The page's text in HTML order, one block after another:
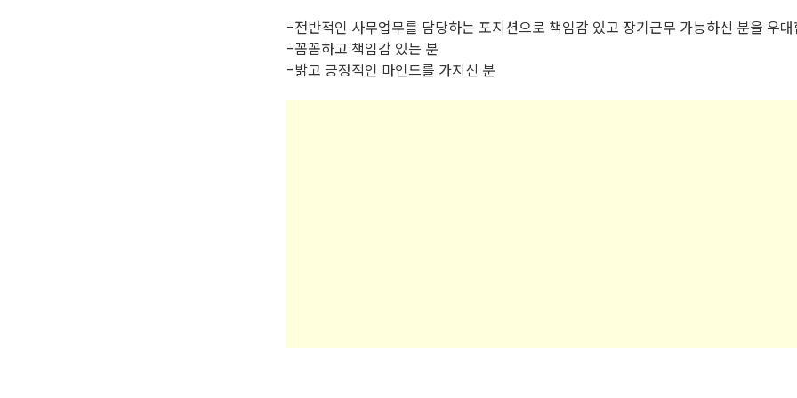
-전반적인 사무업무를 담당하는 포지션으로 책임감 있고 장기근무 가능하신 분을 우대
-꼼꼼하고 책임감 있는 분
-밝고 긍정적인 마인드를 가지신 분